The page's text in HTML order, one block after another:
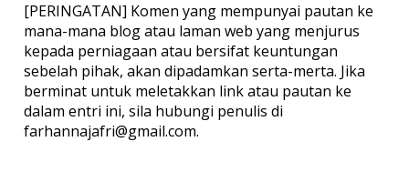
[PERINGATAN] Komen yang mempunyai pautan ke
mana-mana blog atau laman web yang menjurus
kepada perniagaan atau bersifat keuntungan
sebelah pihak, akan dipadamkan serta-merta. Jika
berminat untuk meletakkan link atau pautan ke
dalam entri ini, sila hubungi penulis di
farhannajafri@gmail.com.